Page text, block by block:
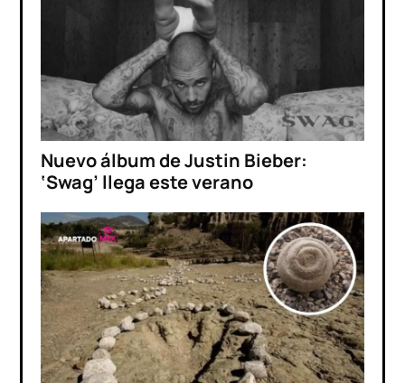
Nuevo álbum de Justin Bieber:
‘Swag’ llega este verano